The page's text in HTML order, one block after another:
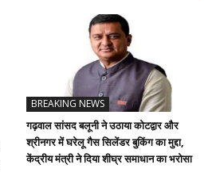
BREAKING NEWS
गढ़वाल सांसद बलूनी ने उठाया कोटद्वार और
श्रीनगर में घरेलू गैस सिलेंडर बुकिंग का मुद्दा,
केंद्रीय मंत्री ने दिया शीघ्र समाधान का भरोसा